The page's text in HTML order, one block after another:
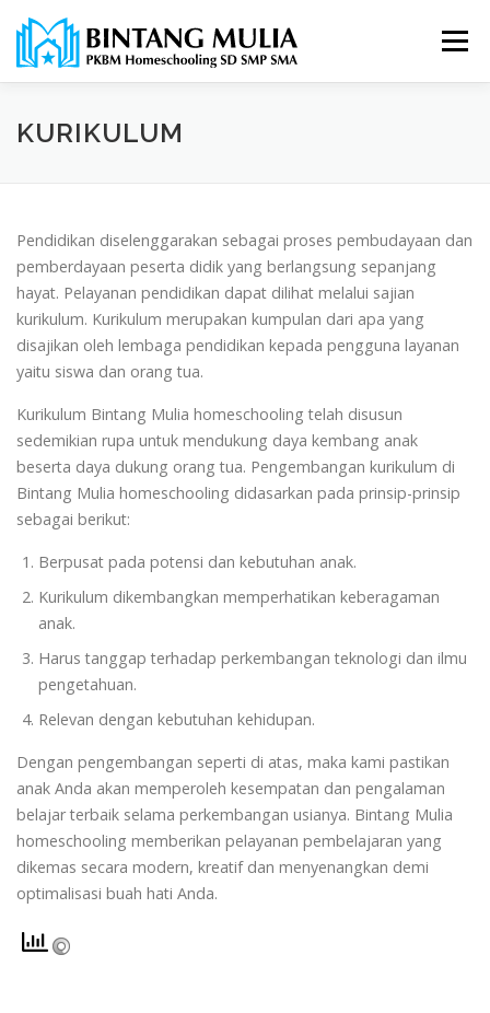
konten
Menu
KURIKULUM
Pendidikan diselenggarakan sebagai proses pembudayaan dan
pemberdayaan peserta didik yang berlangsung sepanjang
hayat. Pelayanan pendidikan dapat dilihat melalui sajian
kurikulum. Kurikulum merupakan kumpulan dari apa yang
disajikan oleh lembaga pendidikan kepada pengguna layanan
yaitu siswa dan orang tua.
Kurikulum Bintang Mulia homeschooling telah disusun
sedemikian rupa untuk mendukung daya kembang anak
beserta daya dukung orang tua. Pengembangan kurikulum di
Bintang Mulia homeschooling didasarkan pada prinsip-prinsip
sebagai berikut:
Berpusat pada potensi dan kebutuhan anak.
Kurikulum dikembangkan memperhatikan keberagaman
anak.
Harus tanggap terhadap perkembangan teknologi dan ilmu
pengetahuan.
Relevan dengan kebutuhan kehidupan.
Dengan pengembangan seperti di atas, maka kami pastikan
anak Anda akan memperoleh kesempatan dan pengalaman
belajar terbaik selama perkembangan usianya. Bintang Mulia
homeschooling memberikan pelayanan pembelajaran yang
dikemas secara modern, kreatif dan menyenangkan demi
optimalisasi buah hati Anda.